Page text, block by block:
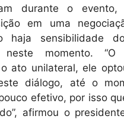
durante o evento,
em uma
haja sensibilidade
neste momento.
ato unilateral, ele
diálogo, até o
efetivo, por isso
afirmou o